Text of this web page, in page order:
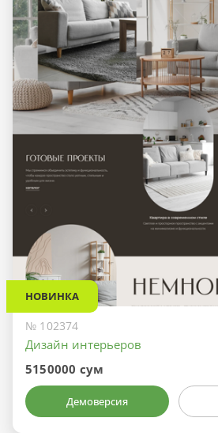
НОВИНКА
№ 102374
Дизайн интерьеров
5150000 сум
Демоверсия